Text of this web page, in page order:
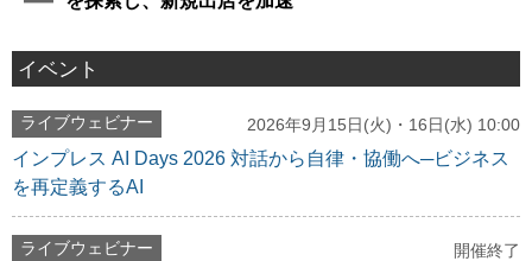
イベント
ライブウェビナー 2026年9月15日(火)・16日(水) 10:00
インプレス AI Days 2026 対話から自律・協働へ─ビジネス
を再定義するAI
ライブウェビナー 開催終了